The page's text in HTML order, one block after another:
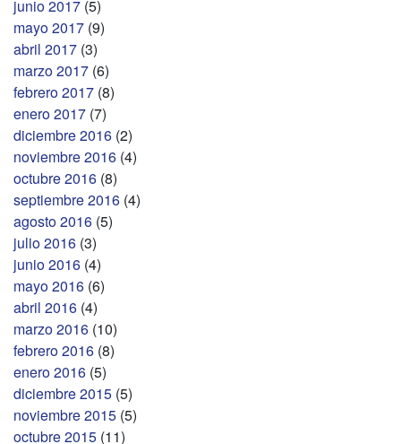
junio 2017 (5)
mayo 2017 (9)
abril 2017 (3)
marzo 2017 (6)
febrero 2017 (8)
enero 2017 (7)
diciembre 2016 (2)
noviembre 2016 (4)
octubre 2016 (8)
septiembre 2016 (4)
agosto 2016 (5)
julio 2016 (3)
junio 2016 (4)
mayo 2016 (6)
abril 2016 (4)
marzo 2016 (10)
febrero 2016 (8)
enero 2016 (5)
diciembre 2015 (5)
noviembre 2015 (5)
octubre 2015 (11)